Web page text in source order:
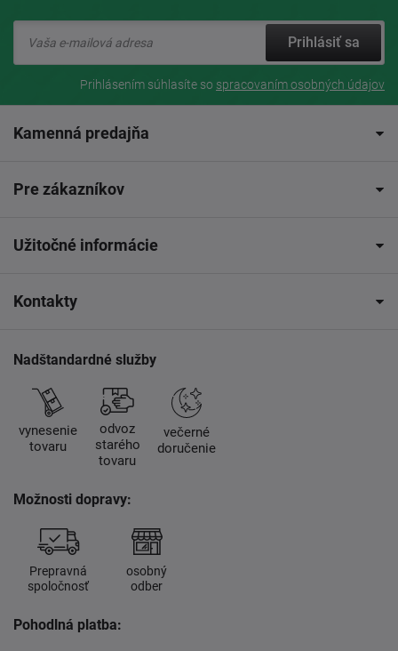
Prihlásiť sa
Prihlásením súhlasíte so spracovaním osobných údajov
Kamenná predajňa
Pre zákazníkov
Užitočné informácie
Kontakty
Nadštandardné služby
vynesenie
tovaru
odvoz
starého
tovaru
večerné
doručenie
Možnosti dopravy:
Prepravná
spoločnosť
osobný
odber
Pohodlná platba: